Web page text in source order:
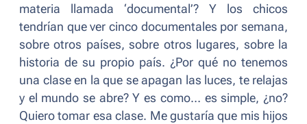
materia llamada ‘documental’? Y los chicos
tendrían que ver cinco documentales por semana,
sobre otros países, sobre otros lugares, sobre la
historia de su propio país. ¿Por qué no tenemos
una clase en la que se apagan las luces, te relajas
y el mundo se abre? Y es como… es simple, ¿no?
Quiero tomar esa clase. Me gustaría que mis hijos